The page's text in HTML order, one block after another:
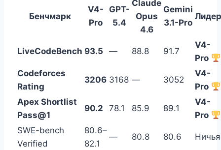
Бенчмарк
V4-
Pro
GPT-
5.4
Claude
Opus
4.6
Gemini
3.1-Pro
Лидер
LiveCodeBench 93.5 — 88.8 91.7
V4-
Pro
Codeforces
Rating
3206 3168 — 3052
V4-
Pro
Apex Shortlist
Pass@1
90.2 78.1 85.9 89.1
V4-
Pro
SWE-bench
Verified
80.6–
82.1
— 80.8 80.6 Ничья